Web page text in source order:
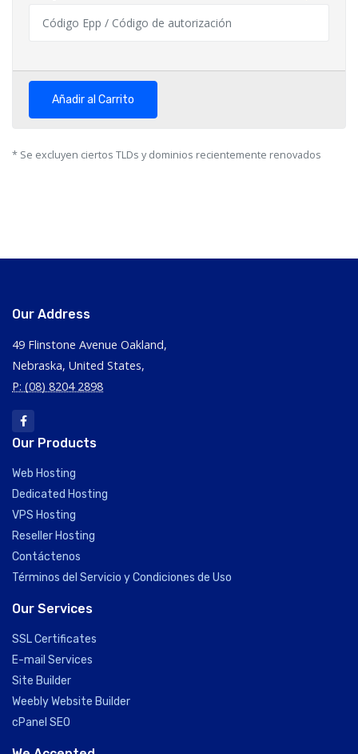
Añadir al Carrito
* Se excluyen ciertos TLDs y dominios recientemente renovados
Our Address
49 Flinstone Avenue Oakland,
Nebraska, United States,
P: (08) 8204 2898
Our Products
Web Hosting
Dedicated Hosting
VPS Hosting
Reseller Hosting
Contáctenos
Términos del Servicio y Condiciones de Uso
Our Services
SSL Certificates
E-mail Services
Site Builder
Weebly Website Builder
cPanel SEO